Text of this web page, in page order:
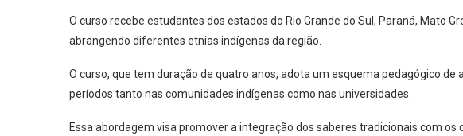
O curso recebe estudantes dos estados do Rio Grande do Sul, Paraná, Mato
abrangendo diferentes etnias indígenas da região.
O curso, que tem duração de quatro anos, adota um esquema pedagógico de
períodos tanto nas comunidades indígenas como nas universidades.
Essa abordagem visa promover a integração dos saberes tradicionais com